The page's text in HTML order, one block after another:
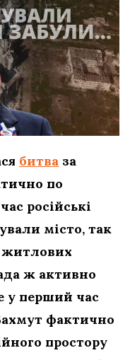
битва за
по
російські
місто, так
житлових
ж активно
у перший час
фактично
простору